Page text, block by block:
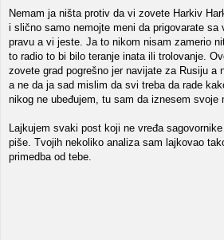
Nemam ja ništa protiv da vi zovete Harkiv
i slično samo nemojte meni da prigovarate sa
pravu a vi jeste. Ja to nikom nisam zamerio
to radio to bi bilo teranje inata ili trolovanje.
zovete grad pogrešno jer navijate za Rusiju a
a ne da ja sad mislim da svi treba da rade
nikog ne ubeđujem, tu sam da iznesem svoje
Lajkujem svaki post koji ne vređa
piše. Tvojih nekoliko analiza sam lajkovao
primedba od tebe.